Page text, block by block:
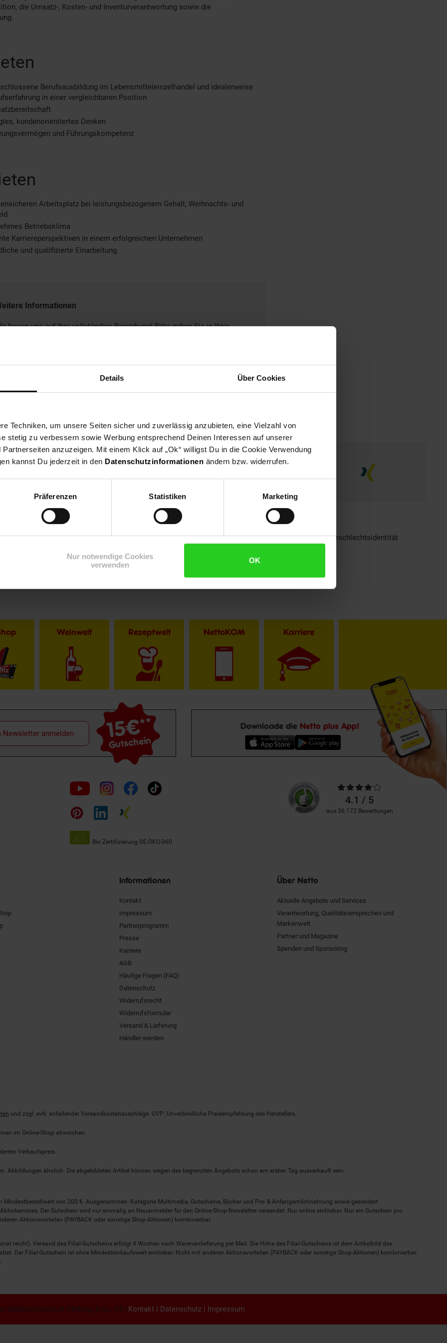
Details Über Cookies
Techniken, um unsere Seiten sicher und zuverlässig anzubieten, eine Vielzahl von
stetig zu verbessern sowie Werbung entsprechend Deinen Interessen auf unserer
anzuzeigen. Mit einem Klick auf „Ok“ willigst Du in die Cookie Verwendung
kannst Du jederzeit in den Datenschutzinformationen ändern bzw. widerrufen.
Präferenzen Statistiken Marketing
Nur notwendige Cookies
verwenden
OK
die Umsatz-, Kosten- und Inventurverantwortung sowie die
Berufsausbildung im Lebensmitteleinzelhandel und idealerweise
in einer vergleichbaren Position
kundenorientiertes Denken
und Führungskompetenz
Arbeitsplatz bei leistungsbezogenem Gehalt, Weihnachts- und
Betriebsklima
Karriereperspektiven in einem erfolgreichen Unternehmen
und qualifizierte Einarbeitung
Informationen
freuen uns auf Ihre vollständige Bewerbung! Bitte geben Sie in Ihrer
im Textverlauf die männliche Form der Anrede. Selbstverständlich sind bei Netto Menschen jeder Geschlechtsidentität
Weinwelt Rezeptwelt NettoKOM Karriere
15€**
Gutschein
Newsletter anmelden
Downloade die Netto plus App!
Folge
uns
auf
Bio Zertifizierung DE-ÖKO-060
Unsere
Kundenbewertungen
Durchschnittliche
Bewertungen4.1 / 5
aus 36.172 Bewertungen
Informationen
Kontakt
Impressum
Partnerprogramm
Presse
Karriere
AGB
Häufige Fragen (FAQ)
Datenschutz
Widerrufsrecht
Widerrufsformular
Versand & Lieferung
Händler werden
Über Netto
Aktuelle Angebote und Services
Verantwortung, Qualitätsversprechen und
Markenwelt
Partner und Magazine
Spenden und Sponsoring
und zzgl. evtl. anfallender Versandkostenzuschläge. UVP: Unverbindliche Preisempfehlung des Herstellers.
im Online-Shop abweichen.
Verkaufspreis.
Abbildungen ähnlich. Die abgebildeten Artikel können wegen des begrenzten Angebots schon am ersten Tag ausverkauft sein.
von 200 €. Ausgenommen: Kategorie Multimedia, Gutscheine, Bücher und Pre- & Anfangsmilchnahrung sowie gesondert
Der Gutschein wird nur einmalig an Neuanmelder für den Online-Shop-Newsletter versendet. Nur online einlösbar. Nur ein Gutschein pro
Aktionsvorteilen (PAYBACK oder sonstige Shop-Aktionen) kombinierbar.
reicht). Versand des Filial-Gutscheins erfolgt 4 Wochen nach Warenanlieferung per Mail. Die Höhe des Filial-Gutscheins ist dem Artikelbild des
Der Filial-Gutschein ist ohne Mindesteinkaufswert einlösbar. Nicht mit anderen Aktionsvorteilen (PAYBACK oder sonstige Shop-Aktionen) kombinierbar.
Marken-Discount Stiftung & Co. KG |Kontakt | Datenschutz| Impressum